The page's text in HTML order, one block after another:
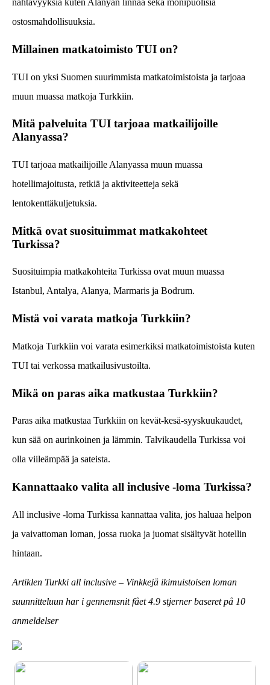
nähtävyyksiä kuten Alanyan linnaa sekä monipuolisia
ostosmahdollisuuksia.
Millainen matkatoimisto TUI on?
TUI on yksi Suomen suurimmista matkatoimistoista ja tarjoaa
muun muassa matkoja Turkkiin.
Mitä palveluita TUI tarjoaa matkailijoille
Alanyassa?
TUI tarjoaa matkailijoille Alanyassa muun muassa
hotellimajoitusta, retkiä ja aktiviteetteja sekä
lentokenttäkuljetuksia.
Mitkä ovat suosituimmat matkakohteet
Turkissa?
Suosituimpia matkakohteita Turkissa ovat muun muassa
Istanbul, Antalya, Alanya, Marmaris ja Bodrum.
Mistä voi varata matkoja Turkkiin?
Matkoja Turkkiin voi varata esimerkiksi matkatoimistoista kuten
TUI tai verkossa matkailusivustoilta.
Mikä on paras aika matkustaa Turkkiin?
Paras aika matkustaa Turkkiin on kevät-kesä-syyskuukaudet,
kun sää on aurinkoinen ja lämmin. Talvikaudella Turkissa voi
olla viileämpää ja sateista.
Kannattaako valita all inclusive -loma Turkissa?
All inclusive -loma Turkissa kannattaa valita, jos haluaa helpon
ja vaivattoman loman, jossa ruoka ja juomat sisältyvät hotellin
hintaan.
Artiklen Turkki all inclusive – Vinkkejä ikimuistoisen loman
suunnitteluun har i gennemsnit fået4.9 stjerner baseret på 10
anmeldelser